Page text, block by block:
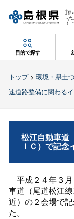
目的で探す
トップ> 環境・県土
速道路整備に関わる
松江自動車道
ＩＣ）で記
平成２４年３
車道（尾道松江
近）の２会場で
た。